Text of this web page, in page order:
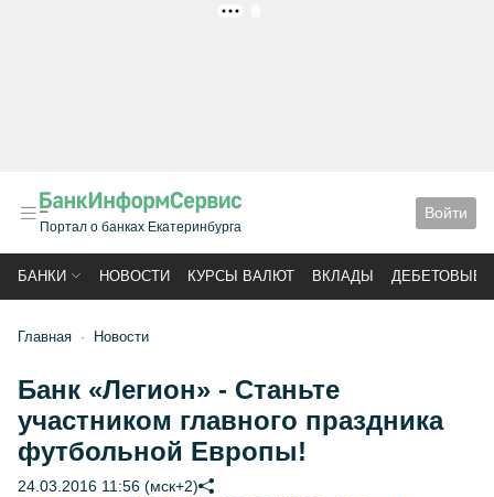
Портал о банках Екатеринбурга
Войти
БАНКИ НОВОСТИ КУРСЫ ВАЛЮТ ВКЛАДЫ ДЕБЕТОВЫЕ
Главная Новости
Банк «Легион» - Станьте
участником главного праздника
футбольной Европы!
24.03.2016 11:56 (мск+2)